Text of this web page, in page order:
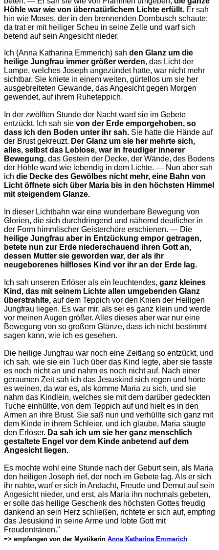
Höhle war wie von übernatürlichem Lichte erfüllt. Er sah
hin wie Moses, der in den brennenden Dornbusch schaute;
da trat er mit heiliger Scheu in seine Zelle und warf sich
betend auf sein Angesicht nieder.
Ich (Anna Katharina Emmerich) sah den Glanz um die
heilige Jungfrau immer größer werden, das Licht der
Lampe, welches Joseph angezündet hatte, war nicht mehr
sichtbar. Sie kniete in einem weiten, gürtellos um sie her
ausgebreiteten Gewande, das Angesicht gegen Morgen
gewendet, auf ihrem Ruheteppich.
In der zwölften Stunde der Nacht ward sie im Gebete
entzückt. Ich sah sie von der Erde emporgehoben, so
dass ich den Boden unter ihr sah. Sie hatte die Hände auf
der Brust gekreuzt. Der Glanz um sie her mehrte sich,
alles, selbst das Leblose, war in freudiger innerer
Bewegung, das Gestein der Decke, der Wände, des Bodens
der Höhle ward wie lebendig in dem Lichte. — Nun aber sah
ich die Decke des Gewölbes nicht mehr, eine Bahn von
Licht öffnete sich über Maria bis in den höchsten Himmel
mit steigendem Glanze.
In dieser Lichtbahn war eine wunderbare Bewegung von
Glorien, die sich durchdringend und nähernd deutlicher in
der Form himmlischer Geisterchöre erschienen. — Die
heilige Jungfrau aber in Entzückung empor getragen,
betete nun zur Erde niederschauend ihren Gott an,
dessen Mutter sie geworden war, der als ihr
neugeborenes hilfloses Kind vor ihr an der Erde lag.
Ich sah unseren Erlöser als ein leuchtendes, ganz kleines
Kind, das mit seinem Lichte allen umgebenden Glanz
überstrahlte, auf dem Teppich vor den Knien der Heiligen
Jungfrau liegen. Es war mir, als sei es ganz klein und werde
vor meinen Augen größer. Alles dieses aber war nur eine
Bewegung von so großem Glänze, dass ich nicht bestimmt
sagen kann, wie ich es gesehen.
Die heilige Jungfrau war noch eine Zeitlang so entzückt, und
ich sah, wie sie ein Tuch über das Kind legte, aber sie fasste
es noch nicht an und nahm es noch nicht auf. Nach einer
geraumen Zeit sah ich das Jesuskind sich regen und hörte
es weinen, da war es, als komme Maria zu sich, und sie
nahm das Kindlein, welches sie mit dem darüber gedeckten
Tuche einhüllte, von dem Teppich auf und hielt es in den
Armen an ihre Brust. Sie saß nun und verhüllte sich ganz mit
dem Kinde in ihrem Schleier, und ich glaube, Maria säugte
den Erlöser. Da sah ich um sie her ganz menschlich
gestaltete Engel vor dem Kinde anbetend auf dem
Angesicht liegen.
Es mochte wohl eine Stunde nach der Geburt sein, als Maria
den heiligen Joseph rief, der noch im Gebete lag. Als er sich
ihr nahte, warf er sich in Andacht, Freude und Demut auf sein
Angesicht nieder, und erst, als Maria ihn nochmals gebeten,
er solle das heilige Geschenk des höchsten Gottes freudig
dankend an sein Herz schließen, richtete er sich auf, empfing
das Jesuskind in seine Arme und lobte Gott mit
Freudentränen."
=> empfangen von der Mystikerin Anna Katharina Emmerich